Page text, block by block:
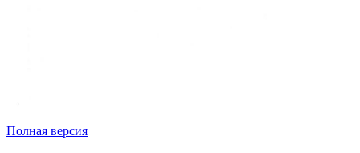
Полная версия